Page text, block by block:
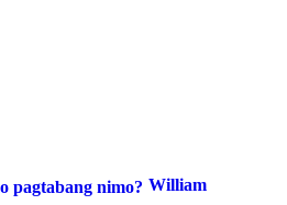
William